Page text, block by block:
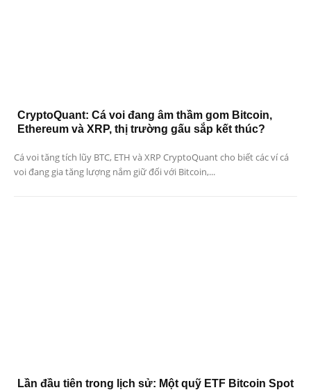
CryptoQuant: Cá voi đang âm thầm gom Bitcoin,
Ethereum và XRP, thị trường gấu sắp kết thúc?
Cá voi tăng tích lũy BTC, ETH và XRP CryptoQuant cho biết các ví cá
voi đang gia tăng lượng nắm giữ đối với Bitcoin,...
Lần đầu tiên trong lịch sử: Một quỹ ETF Bitcoin Spot